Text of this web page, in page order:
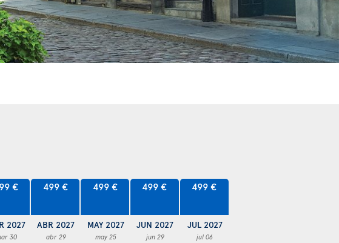
€
2027
30
499 €
ABR 2027
abr 29
499 €
MAY 2027
may 25
499 €
JUN 2027
jun 29
499 €
JUL 2027
jul 06